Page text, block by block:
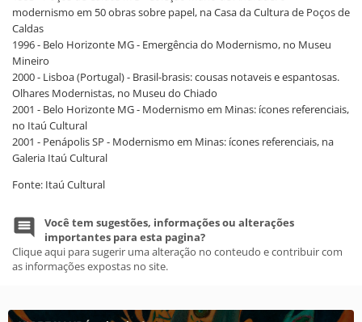
modernismo em 50 obras sobre papel, na Casa da Cultura de Poços de
Caldas
1996 - Belo Horizonte MG - Emergência do Modernismo, no Museu
Mineiro
2000 - Lisboa (Portugal) - Brasil-brasis: cousas notaveis e espantosas.
Olhares Modernistas, no Museu do Chiado
2001 - Belo Horizonte MG - Modernismo em Minas: ícones referenciais,
no Itaú Cultural
2001 - Penápolis SP - Modernismo em Minas: ícones referenciais, na
Galeria Itaú Cultural
Fonte: Itaú Cultural
Você tem sugestões, informações ou alterações
importantes para esta pagina?
Clique aqui para sugerir uma alteração no conteudo e contribuir com
as informações expostas no site.